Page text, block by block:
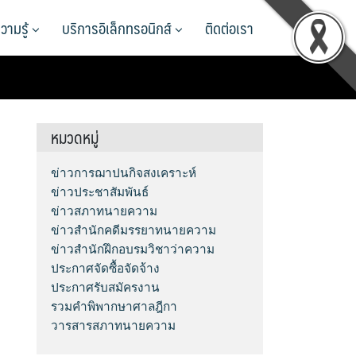
ามรู้ บริการอิเล็กทรอนิกส์ ติดต่อเรา
หมวดหมู่
ข่าวการฌาปนกิจสงเคราะห์
ข่าวประชาสัมพันธ์
ข่าวสภาทนายความ
ข่าวสำนักคดีมรรยาทนายความ
ข่าวสำนักฝึกอบรมวิชาว่าความ
ประกาศจัดซื้อจัดจ้าง
ประกาศรับสมัครงาน
รวมคำพิพากษาศาลฎีกา
วารสารสภาทนายความ